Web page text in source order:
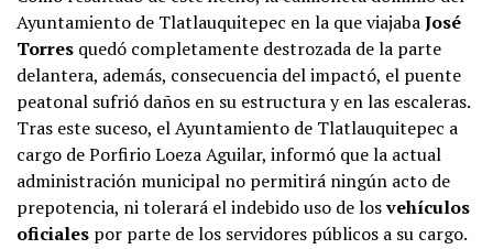
Ayuntamiento de Tlatlauquitepec en la que viajabaJosé
Torres quedó completamente destrozada de la parte
delantera, además, consecuencia del impactó, el puente
peatonal sufrió daños en su estructura y en las escaleras.
Tras este suceso, el Ayuntamiento de Tlatlauquitepec a
cargo de Porfirio Loeza Aguilar, informó que la actual
administración municipal no permitirá ningún acto de
prepotencia, ni tolerará el indebido uso de losvehículos
oficiales por parte de los servidores públicos a su cargo.